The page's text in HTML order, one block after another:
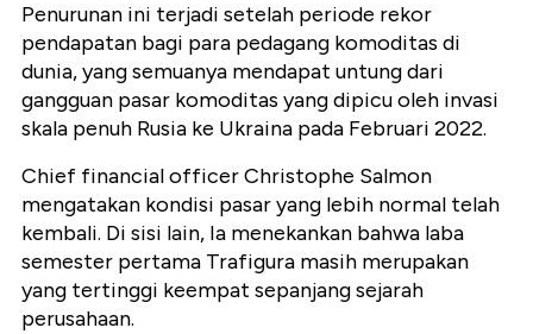
Penurunan ini terjadi setelah periode rekor
pendapatan bagi para pedagang komoditas di
dunia, yang semuanya mendapat untung dari
gangguan pasar komoditas yang dipicu oleh invasi
skala penuh Rusia ke Ukraina pada Februari 2022.
Chief financial officer Christophe Salmon
mengatakan kondisi pasar yang lebih normal telah
kembali. Di sisi lain, Ia menekankan bahwa laba
semester pertama Trafigura masih merupakan
yang tertinggi keempat sepanjang sejarah
perusahaan.